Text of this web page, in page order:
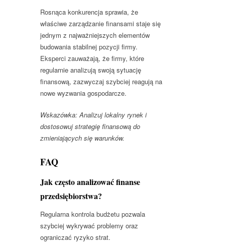
Rosnąca konkurencja sprawia, że
właściwe zarządzanie finansami staje się
jednym z najważniejszych elementów
budowania stabilnej pozycji firmy.
Eksperci zauważają, że firmy, które
regularnie analizują swoją sytuację
finansową, zazwyczaj szybciej reagują na
nowe wyzwania gospodarcze.
Wskazówka: Analizuj lokalny rynek i
dostosowuj strategię finansową do
zmieniających się warunków.
FAQ
Jak często analizować finanse
przedsiębiorstwa?
Regularna kontrola budżetu pozwala
szybciej wykrywać problemy oraz
ograniczać ryzyko strat.